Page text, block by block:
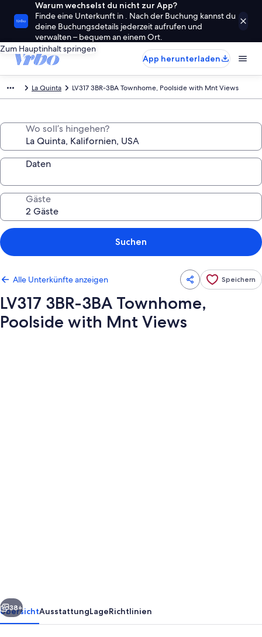
Warum wechselst du nicht zur App?
Finde eine Unterkunft in . Nach der Buchung kannst du
deine Buchungsdetails jederzeit aufrufen und
verwalten – bequem an einem Ort.
Zum Hauptinhalt springen
App herunterladen
La Quinta LV317 3BR-3BA Townhome, Poolside with Mnt Views
Wo soll’s hingehen?
Daten
Gäste
Suchen
Alle Unterkünfte anzeigen Speichern
LV317 3BR-3BA Townhome,
Poolside with Mnt Views
Mnt
Views
Weiter
38+
ÜbersichtAusstattungLageRichtlinien